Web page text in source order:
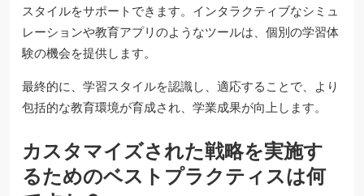
スタイルをサポートできます。インタラクティブなシミュ
レーションや教育アプリのようなツールは、個別の学習体
験の機会を提供します。
最終的に、学習スタイルを認識し、適応することで、より
包括的な教育環境が育成され、学業成果が向上します。
カスタマイズされた戦略を実施す
るためのベストプラクティスは何